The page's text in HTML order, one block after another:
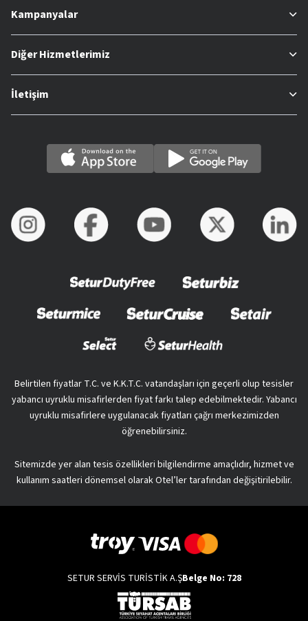
Kampanyalar
Diğer Hizmetlerimiz
İletişim
Belirtilen fiyatlar T.C. ve K.K.T.C. vatandaşları için geçerli olup tesisler
yabancı uyruklu misafirlerden fiyat farkı talep edebilmektedir. Yabancı
uyruklu misafirlere uygulanacak fiyatları çağrı merkezimizden
öğrenebilirsiniz.
Sitemizde yer alan tesis özellikleri bilgilendirme amaçlıdır, hizmet ve
kullanım saatleri dönemsel olarak Otel’ler tarafından değişitirilebilir.
SETUR SERVİS TURİSTİK A.ŞBelge No: 728